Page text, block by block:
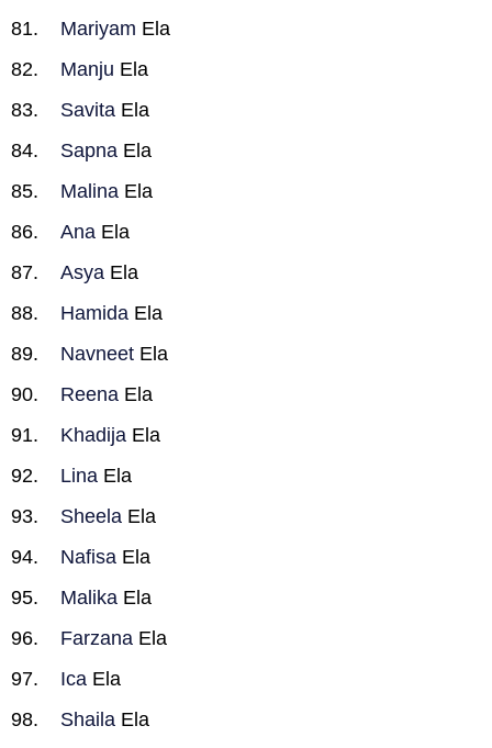
Mariyam Ela
Manju Ela
Savita Ela
Sapna Ela
Malina Ela
Ana Ela
Asya Ela
Hamida Ela
Navneet Ela
Reena Ela
Khadija Ela
Lina Ela
Sheela Ela
Nafisa Ela
Malika Ela
Farzana Ela
Ica Ela
Shaila Ela